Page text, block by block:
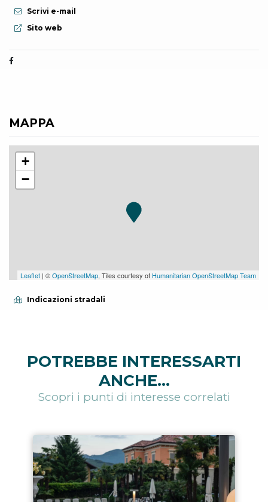
Scrivi e-mail
Sito web:
Sito web
MAPPA
+
−
Leaflet | ©OpenStreetMap, Tiles courtesy of Humanitarian OpenStreetMap Team
Indicazioni stradali
POTREBBE INTERESSARTI
ANCHE...
Scopri i punti di interesse correlati